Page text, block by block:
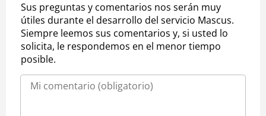
Sus preguntas y comentarios nos serán muy
útiles durante el desarrollo del servicio Mascus.
Siempre leemos sus comentarios y, si usted lo
solicita, le respondemos en el menor tiempo
posible.